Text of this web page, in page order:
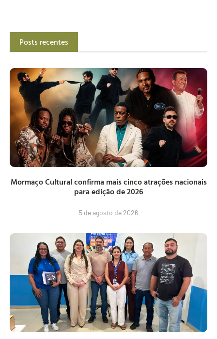
Posts recentes
Mormaço Cultural confirma mais cinco atrações nacionais
para edição de 2026
5 de agosto de 2026